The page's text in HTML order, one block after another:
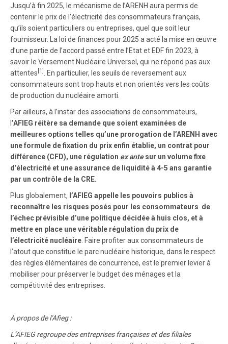
Jusqu’à fin 2025, le mécanisme de l’ARENH aura permis de
contenir le prix de l’électricité des consommateurs français,
qu’ils soient particuliers ou entreprises, quel que soit leur
fournisseur. La loi de finances pour 2025 a acté la mise en œuvre
d’une partie de l’accord passé entre l’Etat et EDF fin 2023, à
savoir le Versement Nucléaire Universel, qui ne répond pas aux
attentes [1]
. En particulier, les seuils de reversement aux
consommateurs sont trop hauts et non orientés vers les coûts
de production du nucléaire amorti.
Par ailleurs, à l’instar des associations de consommateurs,
l’AFIEG réitère sa demande que soient examinées de
meilleures options telles qu’une prorogation de l’ARENH avec
une formule de fixation du prix enfin établie, un contrat pour
différence (CFD), une régulation ex antesur un volume fixe
d’électricité et une assurance de liquidité à 4-5 ans garantie
par un contrôle de la CRE.
Plus globalement, l’AFIEG appelle les pouvoirs publics à
reconnaître les risques posés pour les consommateurs de
l’échec prévisible d’une politique décidée à huis clos, et à
mettre en place une véritable régulation du prix de
l’électricité nucléaire . Faire profiter aux consommateurs de
l’atout que constitue le parc nucléaire historique, dans le respect
des règles élémentaires de concurrence, est le premier levier à
mobiliser pour préserver le budget des ménages et la
compétitivité des entreprises.
A propos de l’Afieg :
L’AFIEG regroupe des entreprises françaises et des filiales